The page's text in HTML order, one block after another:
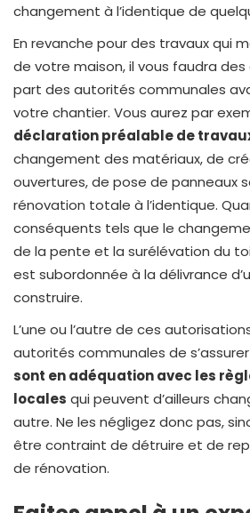
changement à l’identique de
En revanche pour des travaux qui
de votre maison, il vous faudra
part des autorités communales
votre chantier. Vous aurez par
déclaration préalable de
changement des matériaux, de
ouvertures, de pose de panneaux
rénovation totale à l’identique.
conséquents tels que le
de la pente et la surélévation du
est subordonnée à la délivrance
construire.
L’une ou l’autre de ces
autorités communales de
sont en adéquation avec les
locales qui peuvent d’ailleurs
autre. Ne les négligez donc pas,
être contraint de détruire et de
de rénovation.